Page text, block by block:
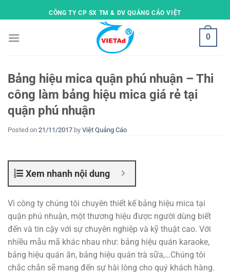
to
CÔNG TY CP SX TM & DV QUẢNG CÁO VIỆT
0
Bảng hiệu mica quận phú nhuận – Thi
công làm bảng hiệu mica giá rẻ tại
quận phú nhuận
Posted on 21/11/2017 by Việt Quảng Cáo
Xem nhanh nội dung
Vì công ty chúng tôi chuyên thiết kế bảng hiệu mica tại
quận phú nhuận, một thương hiệu được người dùng biết
đến và tin cậy với sự chuyên nghiệp và kỹ thuật cao. Với
nhiều mẫu mã khác nhau như: bảng hiệu quán karaoke,
bảng hiệu quán ăn, bảng hiệu quán trà sữa,…Chúng tôi
chắc chắn sẽ mang đến sự hài lòng cho quý khách hàng.